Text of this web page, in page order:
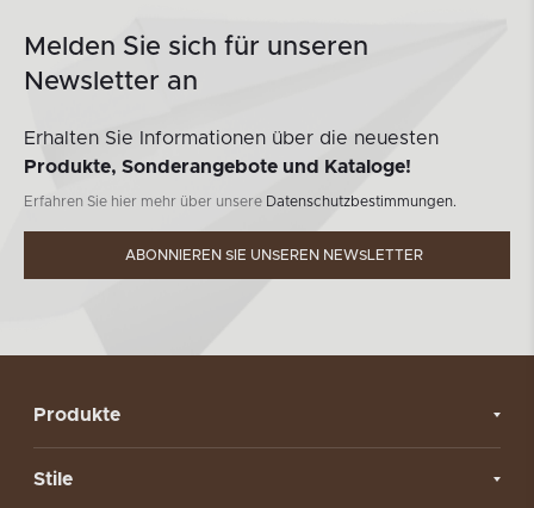
Melden Sie sich für unseren
Newsletter an
Erhalten Sie Informationen über die neuesten
Produkte, Sonderangebote und Kataloge!
Erfahren Sie hier mehr über unsere Datenschutzbestimmungen.
ABONNIEREN SIE UNSEREN NEWSLETTER
Produkte
Stile